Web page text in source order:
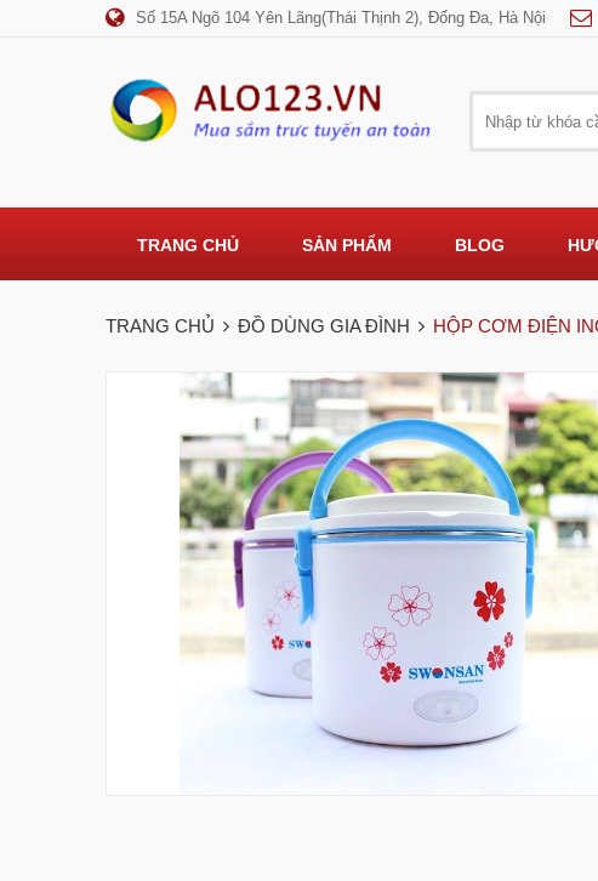
Số 15A Ngõ 104 Yên Lãng(Thái Thịnh 2), Đống Đa, Hà Nội
TRANG CHỦ SẢN PHẨM BLOG
TRANG CHỦ ĐỒ DÙNG GIA ĐÌNH HỘP CƠM ĐIỆN